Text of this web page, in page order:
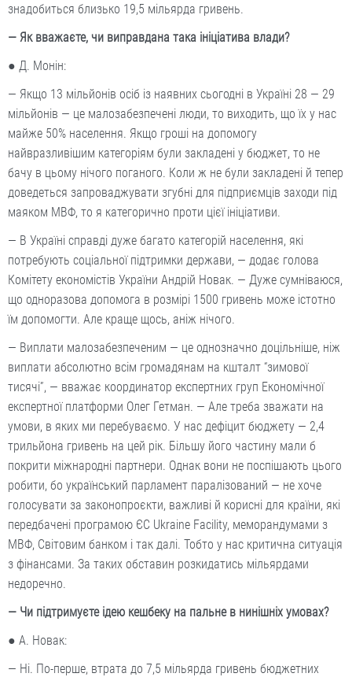
знадобиться близько 19,5 мільярда гривень.
— Як вважаєте, чи виправдана така ініціатива влади?
● Д. Монін:
— Якщо 13 мільйонів осіб із наявних сьогодні в Україні 28 — 29
мільйонів — це малозабезпечені люди, то виходить, що їх у нас
майже 50% населення. Якщо гроші на допомогу
найвразливішим категоріям були закладені у бюджет, то не
бачу в цьому нічого поганого. Коли ж не були закладені й тепер
доведеться запроваджувати згубні для підприємців заходи під
маяком МВФ, то я категорично проти цієї ініціативи.
— В Україні справді дуже багато категорій населення, які
потребують соціальної підтримки держави, — додає голова
Комітету економістів України Андрій Новак. — Дуже сумніваюся,
що одноразова допомога в розмірі 1500 гривень може істотно
їм допомогти. Але краще щось, аніж нічого.
— Виплати малозабезпеченим — це однозначно доцільніше, ніж
виплати абсолютно всім громадянам на кшталт “зимової
тисячі”, — вважає координатор експертних груп Економічної
експертної платформи Олег Гетман. — Але треба зважати на
умови, в яких ми перебуваємо. У нас дефіцит бюджету — 2,4
трильйона гривень на цей рік. Більшу його частину мали б
покрити міжнародні партнери. Однак вони не поспішають цього
робити, бо український парламент паралізований — не хоче
голосувати за законопроєкти, важливі й корисні для країни, які
передбачені програмою ЄС Ukraіnе Facility, меморандумами з
МВФ, Світовим банком і так далі. Тобто у нас критична ситуація
з фінансами. За таких обставин розкидатись мільярдами
недоречно.
— Чи підтримуєте ідею кешбеку на пальне в нинішніх умовах?
● А. Новак:
— Ні. По-перше, втрата до 7,5 мільярда гривень бюджетних